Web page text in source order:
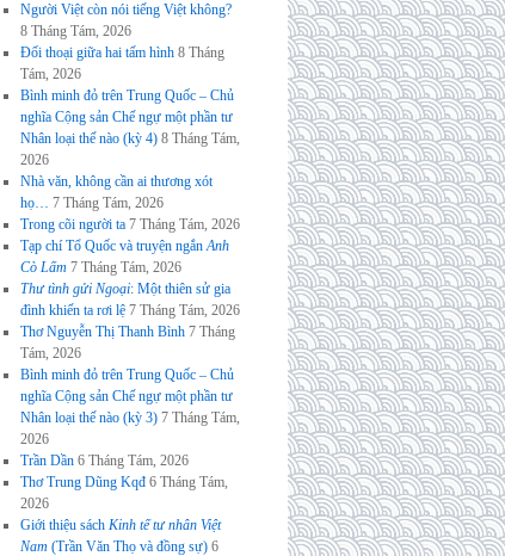
Người Việt còn nói tiếng Việt không?
8 Tháng Tám, 2026
Đối thoại giữa hai tấm hình 8 Tháng
Tám, 2026
Bình minh đỏ trên Trung Quốc – Chủ
nghĩa Cộng sản Chế ngự một phần tư
Nhân loại thế nào (kỳ 4) 8 Tháng Tám,
2026
Nhà văn, không cần ai thương xót
họ… 7 Tháng Tám, 2026
Trong cõi người ta 7 Tháng Tám, 2026
Tạp chí Tổ Quốc và truyện ngắnAnh
Cò Lấm 7 Tháng Tám, 2026
Thư tình gửi Ngoại: Một thiên sử gia
đình khiến ta rơi lệ 7 Tháng Tám, 2026
Thơ Nguyễn Thị Thanh Bình 7 Tháng
Tám, 2026
Bình minh đỏ trên Trung Quốc – Chủ
nghĩa Cộng sản Chế ngự một phần tư
Nhân loại thế nào (kỳ 3) 7 Tháng Tám,
2026
Trần Dần 6 Tháng Tám, 2026
Thơ Trung Dũng Kqđ 6 Tháng Tám,
2026
Giới thiệu sách Kinh tế tư nhân Việt
Nam (Trần Văn Thọ và đồng sự) 6